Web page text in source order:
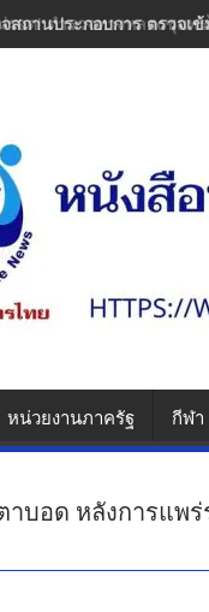
สถานประกอบการ ตรวจเ
หน่วยงานภาครัฐ กีฬา
อด หลังการแพร่